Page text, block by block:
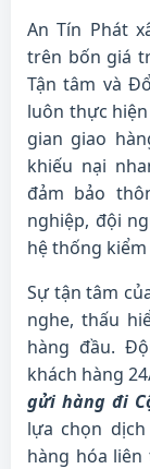
An Tín Phát
trên bốn giá
Tận tâm và
luôn thực
gian giao
khiếu nại
đảm bảo
nghiệp, đội
hệ thống
Sự tận tâm
nghe, thấu
hàng đầu.
khách hàng
gửi hàng đi
lựa chọn
hàng hóa